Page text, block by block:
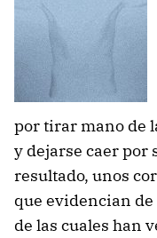
por tirar mano de
y dejarse caer por
resultado, unos
que evidencian
de las cuales han